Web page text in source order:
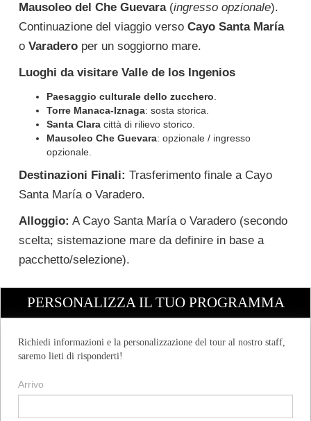
Mausoleo del Che Guevara(ingresso opzionale).
Continuazione del viaggio verso Cayo Santa María
o Varadero per un soggiorno mare.
Luoghi da visitare Valle de los Ingenios
Paesaggio culturale dello zucchero
Torre Manaca-Iznaga: sosta storica.
Santa Clara città di rilievo storico.
Mausoleo Che Guevara: opzionale / ingresso
opzionale.
Destinazioni Finali: Trasferimento finale a Cayo
Santa María o Varadero.
Alloggio: A Cayo Santa María o Varadero (secondo
scelta; sistemazione mare da definire in base a
pacchetto/selezione).
PERSONALIZZA IL TUO PROGRAMMA
Richiedi informazioni e la personalizzazione del tour al nostro staff,
saremo lieti di risponderti!
Arrivo